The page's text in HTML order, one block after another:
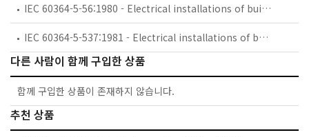
IEC 60364-5-56:1980 - Electrical installations of buildings. Part 5: Selection and erection of electrical equipment. Chapter 56: Safety services
IEC 60364-5-537:1981 - Electrical installations of buildings. Part 5: Selection and erection of electrical equipment. Chapter 53: Switchgear and controlgear. Section 537: Devices for isolation and switching
다른 사람이 함께 구입한 상품
함께 구입한 상품이 존재하지 않습니다.
추천 상품